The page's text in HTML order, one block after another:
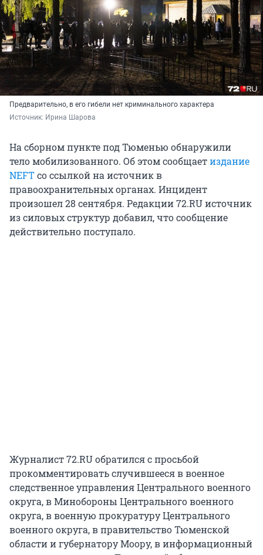
Предварительно, в его гибели нет криминального характера
Источник: Ирина Шарова
На сборном пункте под Тюменью обнаружили
тело мобилизованного. Об этом сообщаетиздание
NEFTсо ссылкой на источник в
правоохранительных органах. Инцидент
произошел 28 сентября. Редакции 72.RU источник
из силовых структур добавил, что сообщение
действительно поступало.
Журналист 72.RU обратился с просьбой
прокомментировать случившееся в военное
следственное управления Центрального военного
округа, в Минобороны Центрального военного
округа, в военную прокуратуру Центрального
военного округа, в правительство Тюменской
области и губернатору Моору, в информационный